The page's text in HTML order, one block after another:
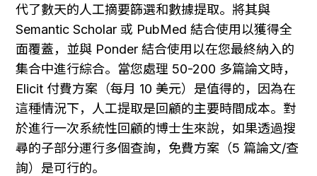
代了數天的人工摘要篩選和數據提取。將其與
Semantic Scholar 或 PubMed 結合使用以獲得全
面覆蓋，並與 Ponder 結合使用以在您最終納入的
集合中進行綜合。當您處理 50-200 多篇論文時，
Elicit 付費方案（每月 10 美元）是值得的，因為在
這種情況下，人工提取是回顧的主要時間成本。對
於進行一次系統性回顧的博士生來說，如果透過搜
尋的子部分運行多個查詢，免費方案（5 篇論文/查
詢）是可行的。